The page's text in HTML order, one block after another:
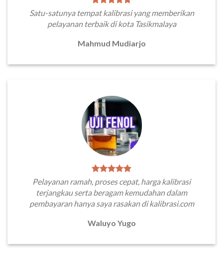
Satu-satunya tempat kalibrasi yang memberikan
pelayanan terbaik di kota Tasikmalaya
Mahmud Mudiarjo
Pelayanan ramah, proses cepat, harga kalibrasi
terjangkau serta beragam kemudahan dalam
pembayaran hanya saya rasakan di kalibrasi.com
Waluyo Yugo